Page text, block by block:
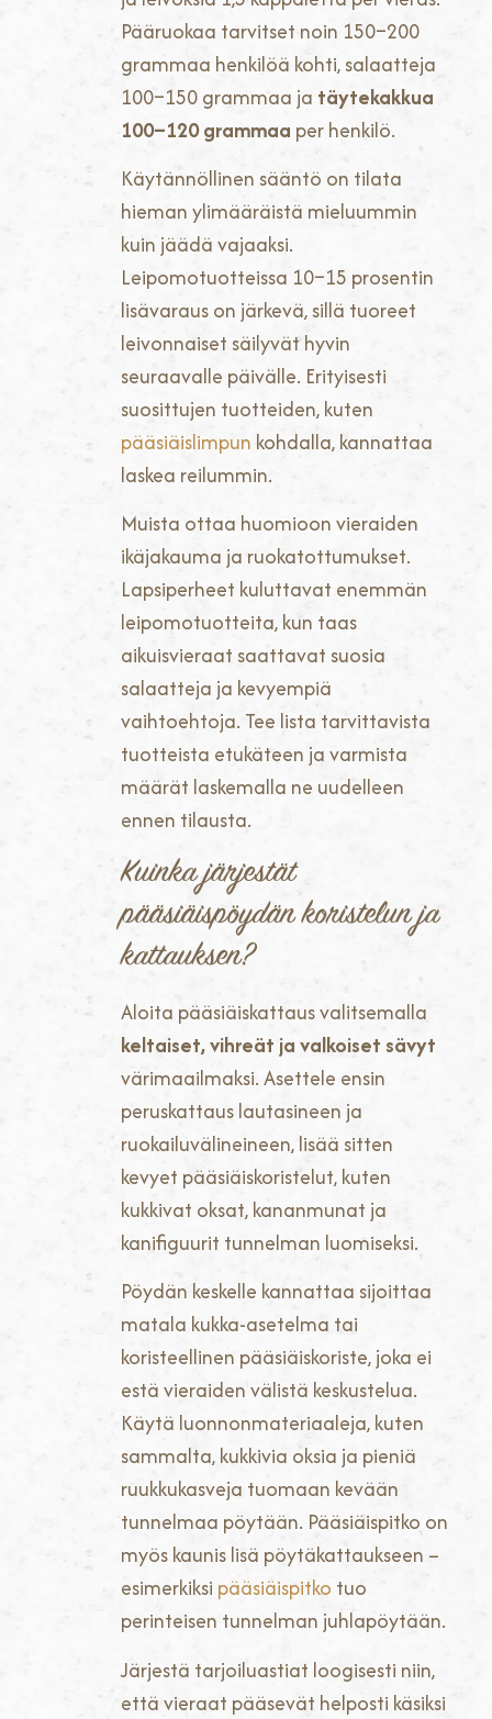
Pääruokaa tarvitset noin 150–200
grammaa henkilöä kohti, salaatteja
100–150 grammaa ja täytekakkua
100–120 grammaa per henkilö.
Käytännöllinen sääntö on tilata
hieman ylimääräistä mieluummin
kuin jäädä vajaaksi.
Leipomotuotteissa 10–15 prosentin
lisävaraus on järkevä, sillä tuoreet
leivonnaiset säilyvät hyvin
seuraavalle päivälle. Erityisesti
suosittujen tuotteiden, kuten
pääsiäislimpun kohdalla, kannattaa
laskea reilummin.
Muista ottaa huomioon vieraiden
ikäjakauma ja ruokatottumukset.
Lapsiperheet kuluttavat enemmän
leipomotuotteita, kun taas
aikuisvieraat saattavat suosia
salaatteja ja kevyempiä
vaihtoehtoja. Tee lista tarvittavista
tuotteista etukäteen ja varmista
määrät laskemalla ne uudelleen
ennen tilausta.
Kuinka järjestät
pääsiäispöydän koristelun ja
kattauksen?
Aloita pääsiäiskattaus valitsemalla
keltaiset, vihreät ja valkoiset sävyt
värimaailmaksi. Asettele ensin
peruskattaus lautasineen ja
ruokailuvälineineen, lisää sitten
kevyet pääsiäiskoristelut, kuten
kukkivat oksat, kananmunat ja
kanifiguurit tunnelman luomiseksi.
Pöydän keskelle kannattaa sijoittaa
matala kukka-asetelma tai
koristeellinen pääsiäiskoriste, joka ei
estä vieraiden välistä keskustelua.
Käytä luonnonmateriaaleja, kuten
sammalta, kukkivia oksia ja pieniä
ruukkukasveja tuomaan kevään
tunnelmaa pöytään. Pääsiäispitko on
myös kaunis lisä pöytäkattaukseen –
esimerkiksi pääsiäispitko tuo
perinteisen tunnelman juhlapöytään.
Järjestä tarjoiluastiat loogisesti niin,
että vieraat pääsevät helposti käsiksi